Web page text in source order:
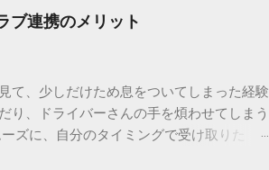
ょうか。その理由は、パソコンが文字を
格（日本産業規格）によって「第1水
る非常に古い漢字（旧字）や、特定の組
ン上のすべての文字には、いわば「住
所（コード）を直接指定すれば、確実に呼
16進数入力」 最も汎用性が高く、特別な
ブ連携のメリット
て、少しだけため息をついてしまった経験
り、ドライバーさんの手を煩わせてしまう
ズに、自分のタイミングで受け取りた